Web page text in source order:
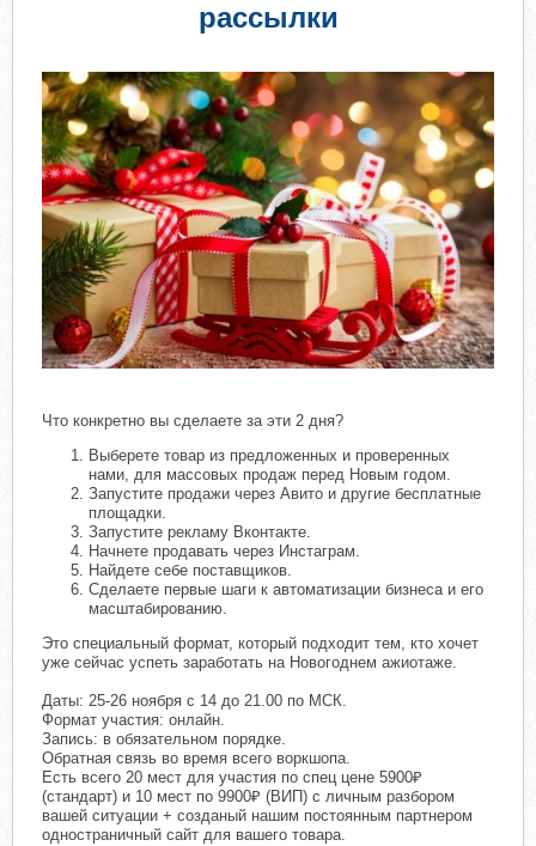
рассылки
Что конкретно вы сделаете за эти 2 дня?
Выберете товар из предложенных и проверенных
нами, для массовых продаж перед Новым годом.
Запустите продажи через Авито и другие бесплатные
площадки.
Запустите рекламу Вконтакте.
Начнете продавать через Инстаграм.
Найдете себе поставщиков.
Сделаете первые шаги к автоматизации бизнеса и его
масштабированию.
Это специальный формат, который подходит тем, кто хочет
уже сейчас успеть заработать на Новогоднем ажиотаже.
Даты: 25-26 ноября с 14 до 21.00 по МСК.
Формат участия: онлайн.
Запись: в обязательном порядке.
Обратная связь во время всего воркшопа.
Есть всего 20 мест для участия по спец цене 5900₽
(стандарт) и 10 мест по 9900₽ (ВИП) с личным разбором
вашей ситуации + созданый нашим постоянным партнером
одностраничный сайт для вашего товара.